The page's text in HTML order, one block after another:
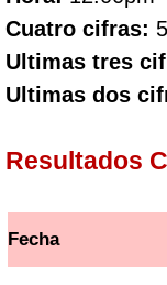
Cuatro cifras:
Ultimas tres
Ultimas dos
Resultados
Fecha